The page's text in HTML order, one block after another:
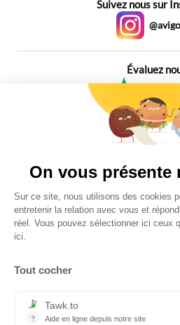
Suivez nous sur
Évaluez
Plus de 650 Avis
On vous présente
Sur ce site, nous utilisons des cookies
entretenir la relation avec vous et
réel. Vous pouvez sélectionner ici ceux
ici.
Tout cocher
?
Tawk.to
Aide en ligne depuis notre site